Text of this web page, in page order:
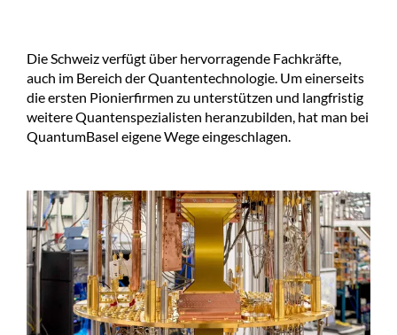
Die Schweiz verfügt über hervorragende Fachkräfte,
auch im Bereich der Quantentechnologie. Um einerseits
die ersten Pionierfirmen zu unterstützen und langfristig
weitere Quantenspezialisten heranzubilden, hat man bei
QuantumBasel eigene Wege eingeschlagen.